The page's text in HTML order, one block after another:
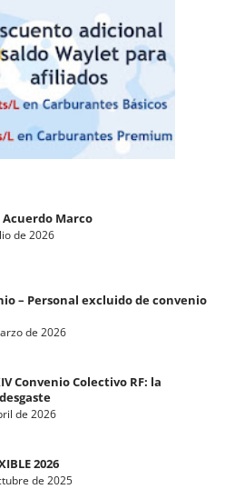
Marco
de 2026
– Personal excluido de convenio
de 2026
Convenio Colectivo RF: la
de 2026
2026
de 2025